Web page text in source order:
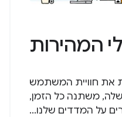
המהירות
את חוויית המשתמש
שלה, משתנה כל הזמן,
על המדדים שלנו...